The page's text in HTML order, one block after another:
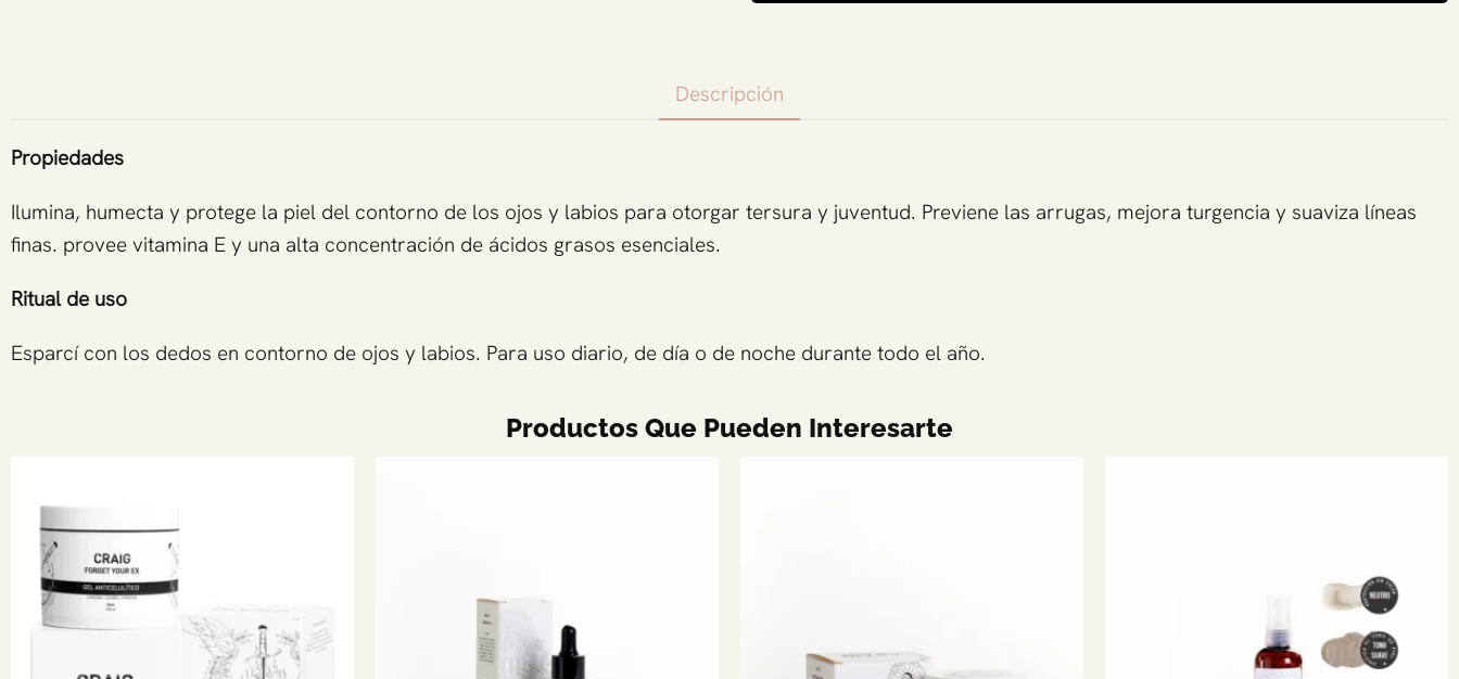
Descripción
Propiedades
Ilumina, humecta y protege la piel del contorno de los ojos y labios para otorgar tersura y juventud. Previene las arrugas, mejora turgencia y suaviza líneas
finas. provee vitamina E y una alta concentración de ácidos grasos esenciales.
Ritual de uso
Esparcí con los dedos en contorno de ojos y labios. Para uso diario, de día o de noche durante todo el año.
Productos Que Pueden Interesarte